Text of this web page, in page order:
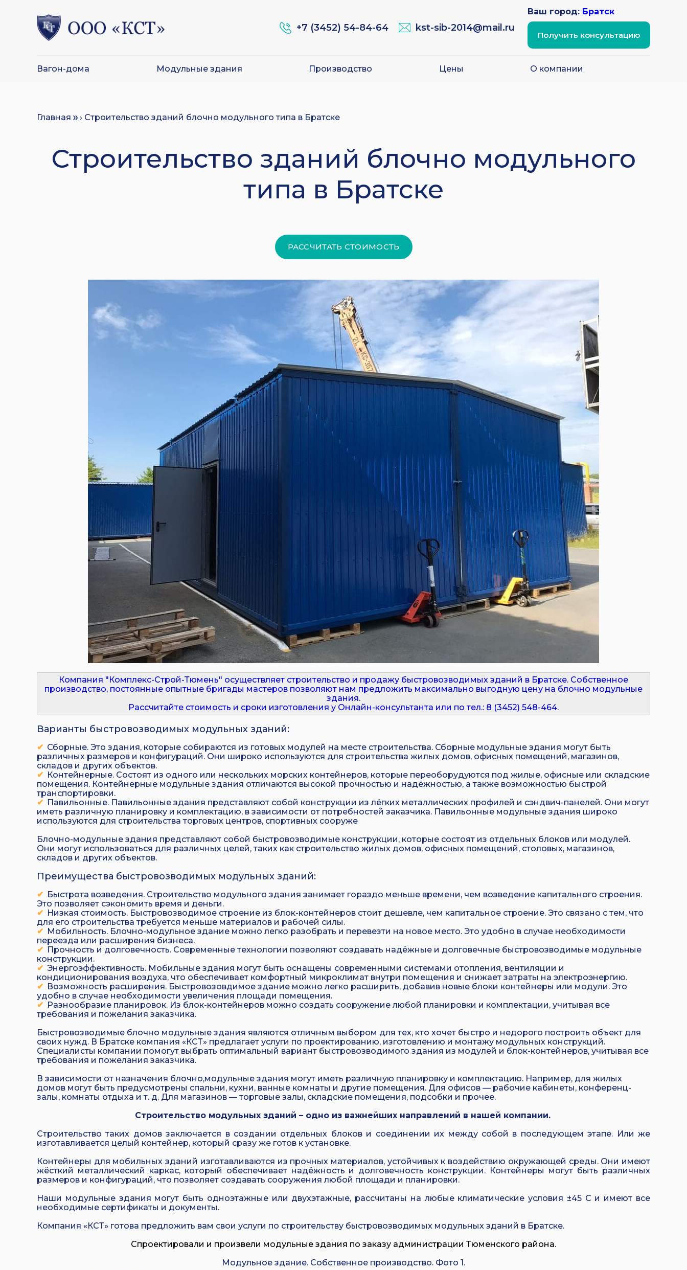
+7 (3452) 54-84-64 kst-sib-2014@mail.ru
Ваш город: Братск
Получить консультацию
Вагон-дома Модульные здания Производство Цены О компании
Главная › Строительство зданий блочно модульного типа в Братске
Строительство зданий блочно модульного
типа в Братске
РАССЧИТАТЬ СТОИМОСТЬ
Компания "Комплекс-Строй-Тюмень" осуществляет строительство и продажу быстровозводимых зданий в Братске. Собственное
производство, постоянные опытные бригады мастеров позволяют нам предложить максимально выгодную цену на блочно модульные
здания.
Рассчитайте стоимость и сроки изготовления у Онлайн-консультанта или по тел.: 8 (3452) 548-464.
Варианты быстровозводимых модульных зданий:
Сборные. Это здания, которые собираются из готовых модулей на месте строительства. Сборные модульные здания могут быть
различных размеров и конфигураций. Они широко используются для строительства жилых домов, офисных помещений, магазинов,
складов и других объектов.
Контейнерные. Состоят из одного или нескольких морских контейнеров, которые переоборудуются под жилые, офисные или складские
помещения. Контейнерные модульные здания отличаются высокой прочностью и надёжностью, а также возможностью быстрой
транспортировки.
Павильонные. Павильонные здания представляют собой конструкции из лёгких металлических профилей и сэндвич-панелей. Они могут
иметь различную планировку и комплектацию, в зависимости от потребностей заказчика. Павильонные модульные здания широко
используются для строительства торговых центров, спортивных сооруже
Блочно-модульные здания представляют собой быстровозводимые конструкции, которые состоят из отдельных блоков или модулей.
Они могут использоваться для различных целей, таких как строительство жилых домов, офисных помещений, столовых, магазинов,
складов и других объектов.
Преимущества быстровозводимых модульных зданий:
Быстрота возведения. Строительство модульного здания занимает гораздо меньше времени, чем возведение капитального строения.
Это позволяет сэкономить время и деньги.
Низкая стоимость. Быстровозводимое строение из блок-контейнеров стоит дешевле, чем капитальное строение. Это связано с тем, что
для его строительства требуется меньше материалов и рабочей силы.
Мобильность. Блочно-модульное здание можно легко разобрать и перевезти на новое место. Это удобно в случае необходимости
переезда или расширения бизнеса.
Прочность и долговечность. Современные технологии позволяют создавать надёжные и долговечные быстровозводимые модульные
конструкции.
Энергоэффективность. Мобильные здания могут быть оснащены современными системами отопления, вентиляции и
кондиционирования воздуха, что обеспечивает комфортный микроклимат внутри помещения и снижает затраты на электроэнергию.
Возможность расширения. Быстровозовдимое здание можно легко расширить, добавив новые блоки контейнеры или модули. Это
удобно в случае необходимости увеличения площади помещения.
Разнообразие планировок. Из блок-контейнеров можно создать сооружение любой планировки и комплектации, учитывая все
требования и пожелания заказчика.
Быстровозводимые блочно модульные здания являются отличным выбором для тех, кто хочет быстро и недорого построить объект для
своих нужд. В Братске компания «КСТ» предлагает услуги по проектированию, изготовлению и монтажу модульных конструкций.
Специалисты компании помогут выбрать оптимальный вариант быстровозводимого здания из модулей и блок-контейнеров, учитывая все
требования и пожелания заказчика.
В зависимости от назначения блочно,модульные здания могут иметь различную планировку и комплектацию. Например, для жилых
домов могут быть предусмотрены спальни, кухни, ванные комнаты и другие помещения. Для офисов — рабочие кабинеты, конференц-
залы, комнаты отдыха и т. д. Для магазинов — торговые залы, складские помещения, подсобки и прочее.
Строительство модульных зданий – одно из важнейших направлений в нашей компании.
Строительство таких домов заключается в создании отдельных блоков и соединении их между собой в последующем этапе. Или же
изготавливается целый контейнер, который сразу же готов к установке.
Контейнеры для мобильных зданий изготавливаются из прочных материалов, устойчивых к воздействию окружающей среды. Они имеют
жёсткий металлический каркас, который обеспечивает надёжность и долговечность конструкции. Контейнеры могут быть различных
размеров и конфигураций, что позволяет создавать сооружения любой площади и планировки.
Наши модульные здания могут быть одноэтажные или двухэтажные, рассчитаны на любые климатические условия ±45 C и имеют все
необходимые сертификаты и документы.
Компания «КСТ» готова предложить вам свои услуги по строительству быстровозводимых модульных зданий в Братске.
Спроектировали и произвели модульные здания по заказу администрации Тюменского района.
Модульное здание. Собственное производство. Фото 1.